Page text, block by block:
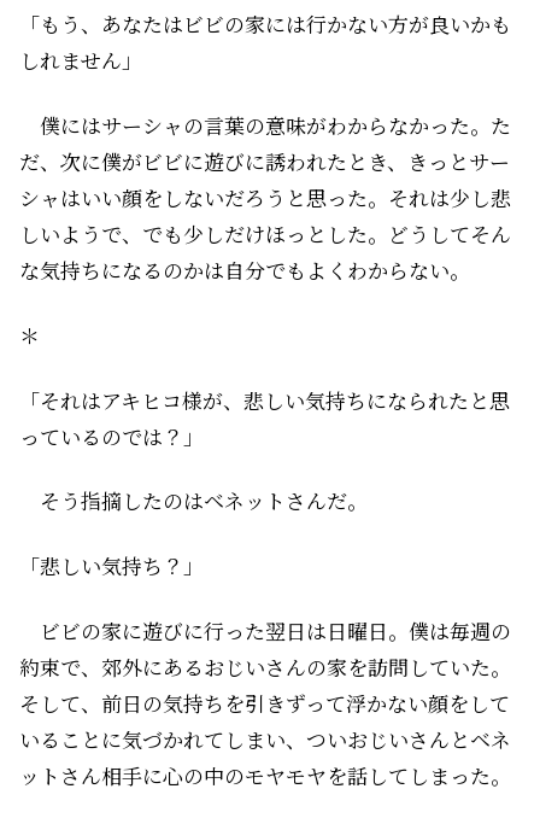
「もう、あなたはビビの家には行かない方が良いかも
しれません」
僕にはサーシャの言葉の意味がわからなかった。た
だ、次に僕がビビに遊びに誘われたとき、きっとサー
シャはいい顔をしないだろうと思った。それは少し悲
しいようで、でも少しだけほっとした。どうしてそん
な気持ちになるのかは自分でもよくわからない。
＊
「それはアキヒコ様が、悲しい気持ちになられたと思
っているのでは？」
そう指摘したのはベネットさんだ。
「悲しい気持ち？」
ビビの家に遊びに行った翌日は日曜日。僕は毎週の
約束で、郊外にあるおじいさんの家を訪問していた。
そして、前日の気持ちを引きずって浮かない顔をして
いることに気づかれてしまい、ついおじいさんとベネ
ットさん相手に心の中のモヤモヤを話してしまった。